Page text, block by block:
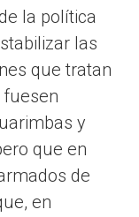
la política
las
que tratan
y
que en
de
en